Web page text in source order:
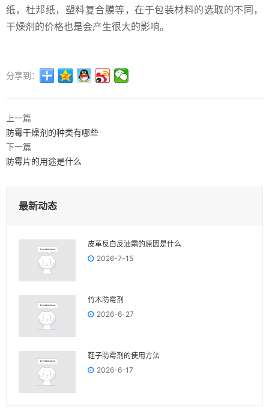
纸，杜邦纸，塑料复合膜等，在于包装材料的选取的不同，
干燥剂的价格也是会产生很大的影响。
分享到：
上一篇
防霉干燥剂的种类有哪些
下一篇
防霉片的用途是什么
最新动态
皮革反白反油霜的原因是什么
2026-7-15
竹木防霉剂
2026-6-27
鞋子防霉剂的使用方法
2026-6-17